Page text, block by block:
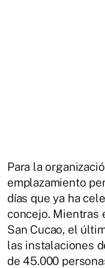
Para la
emplazamiento
días que ya ha
concejo. Mientras
San Cucao, el
las instalaciones
de 45.000